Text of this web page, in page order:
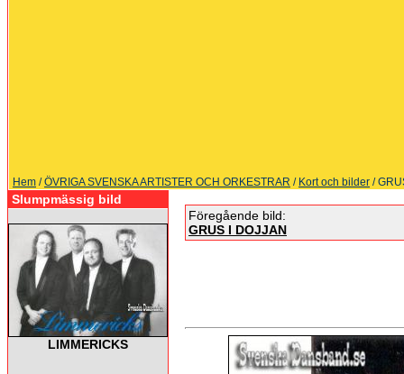
Hem /ÖVRIGA SVENSKA ARTISTER OCH ORKESTRAR / Kort och bilder /
Slumpmässig bild
LIMMERICKS
Föregående bild:
GRUS I DOJJAN